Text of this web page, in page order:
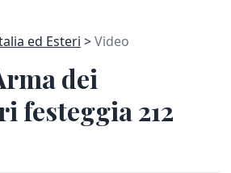
ed Esteri Video
dei
festeggia 212